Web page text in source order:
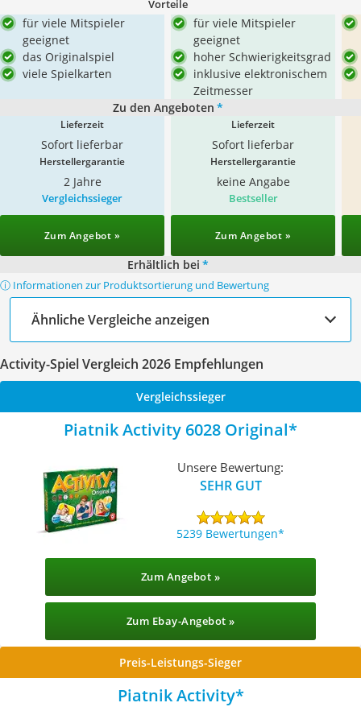
Vorteile
für viele Mitspieler
geeignet
das Originalspiel
viele Spielkarten
für viele Mitspieler
geeignet
hoher Schwierigkeitsgrad
inklusive elektronischem
Zeitmesser
Zu den Angeboten *
Lieferzeit
Sofort lieferbar
Lieferzeit
Sofort lieferbar
Herstellergarantie
2 Jahre
Herstellergarantie
keine Angabe
Vergleichssieger
Zum Angebot »
Bestseller
Zum Angebot »
Erhältlich bei *
ⓘ Informationen zur Produktsortierung und Bewertung
Ähnliche Vergleiche anzeigen
Activity-Spiel Vergleich 2026 Empfehlungen
Vergleichssieger
Piatnik Activity 6028 Original
Unsere Bewertung:
SEHR GUT
5239 Bewertungen
Zum Angebot »
Zum Ebay-Angebot »
Preis-Leistungs-Sieger
Piatnik Activity